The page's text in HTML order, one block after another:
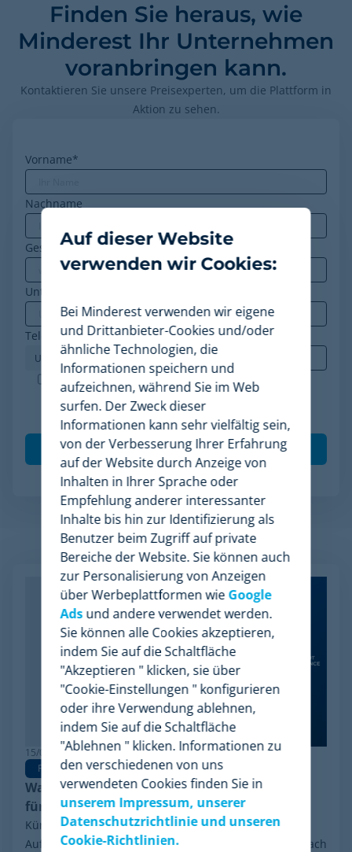
Finden Sie heraus, wie
Minderest Ihr Unternehmen
voranbringen kann.
Kontaktieren Sie unsere Preisexperten, um die Plattform in
Aktion zu sehen.
Vorname*
Nachname
Geschäfts-E-Mail*
Unternehmen
Telefon*
Minderest ist ein nach ISO-27001 zertifiziertes
Unternehmen. Ich akzeptiere die Verarbeitung
meiner Daten gemäß der
Datenschutzrichtlinie
Verwandte Artikel
15/06/2026
Pricing Software
Warum Minderest die beste Wiser Alternative
für Pricing Intelligence ist
Kürzlich sorgte eine Entwicklung in der Branche für
Aufsehen: das finanzielle Reorganisationsverfahren nach
Auf dieser Website
verwenden wir Cookies:
Bei Minderest verwenden wir eigene
und Drittanbieter-Cookies und/oder
ähnliche Technologien, die
Informationen speichern und
aufzeichnen, während Sie im Web
surfen. Der Zweck dieser
Informationen kann sehr vielfältig sein,
von der Verbesserung Ihrer Erfahrung
auf der Website durch Anzeige von
Inhalten in Ihrer Sprache oder
Empfehlung anderer interessanter
Inhalte bis hin zur Identifizierung als
Benutzer beim Zugriff auf private
Bereiche der Website. Sie können auch
zur Personalisierung von Anzeigen
über Werbeplattformen wie Google
Adsund andere verwendet werden.
Sie können alle Cookies akzeptieren,
indem Sie auf die Schaltfläche
"Akzeptieren " klicken, sie über
"Cookie-Einstellungen " konfigurieren
oder ihre Verwendung ablehnen,
indem Sie auf die Schaltfläche
"Ablehnen " klicken. Informationen zu
den verschiedenen von uns
verwendeten Cookies finden Sie in
unserem Impressum, unserer
Datenschutzrichtlinie und unseren
Cookie-Richtlinien.